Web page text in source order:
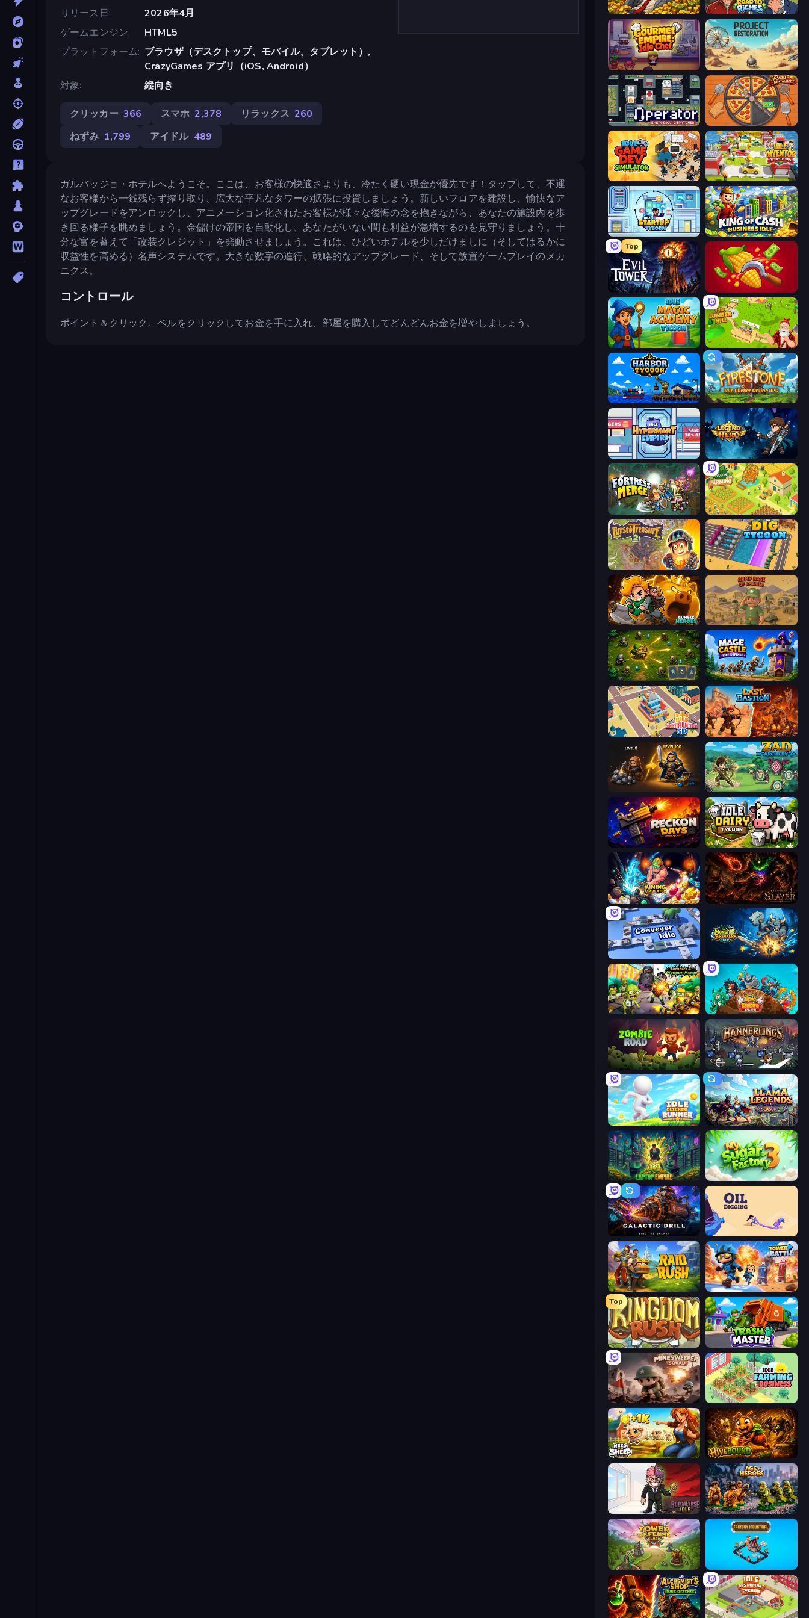
リリース日
2026年4月
ゲームエンジン
HTML5
プラットフォーム ブラウザ（デスクトップ、モバイル、タブレット）,
CrazyGames アプリ（iOS, Android）
対象
縦向き
クリッカー 366 スマホ 2,378 リラックス 260
ねずみ 1,799 アイドル 489
ガルバッジョ・ホテルへようこそ。ここは、お客様の快適さよりも、冷たく硬い現金が優先です！タップして、不運
なお客様から一銭残らず搾り取り、広大な平凡なタワーの拡張に投資しましょう。新しいフロアを建設し、愉快なア
ップグレードをアンロックし、アニメーション化されたお客様が様々な後悔の念を抱きながら、あなたの施設内を歩
き回る様子を眺めましょう。金儲けの帝国を自動化し、あなたがいない間も利益が急増するのを見守りましょう。十
分な富を蓄えて「改装クレジット」を発動させましょう。これは、ひどいホテルを少しだけましに（そしてはるかに
収益性を高める）名声システムです。大きな数字の進行、戦略的なアップグレード、そして放置ゲームプレイのメカ
ニクス。
コントロール
ポイント＆クリック。ベルをクリックしてお金を手に入れ、部屋を購入してどんどんお金を増やしましょう。
Idle Billionaire Tycoon Life Simulator: Road to Riches
Gourmet Empire: Idle Chef Project Restoration
Operator: Emergency Dispatcher Ring Restaurant
Idle Game Dev Simulator Idle Inventor
Idle Startup Tycoon King of Cash Business Idle
Top
Evil Tower Farm-51: Secret Harvest
Idle Magic Academy Tycoon Idle Lumber Mill
Harbor Tycoon Firestone – Idle Clicker Online RPG
Idle Hypermart Empire Legend of Hero
Fortress Merge Farming Tycoon 3D
Cursed Treasure 2 Dig Tycoon
Rumble Heroes Army Base Of America
Tiny Ranger Mage Castle Idle Defense
Idle Construction 3D Last Bastion
Gothic Story RPG Zad Archery - Demo
Reckon Days Idle Dairy Tycoon
Mining Simulator Chronicles of Slayer
Conveyor Idle Monster Breaker Idle
Zombies 4 Weapon Merge Epic Empire: Tower Defense
Zombie Road Bannerlings
Idle Clicker Runner Llama Legends
Laptop Empire My Sugar Factory 3
Galactic Drill Oil Digging
Raid & Rush Tower Battle
Top
Kingdom Rush Trash Master
Minesweeper Squad Idle Farming Business
Need for Sheep: Idle Clicker Hivebound
Rotcalypse: Idle Incremental Age of Heroes
Tower Defense Clash Factory Industrial